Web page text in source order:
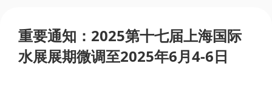
重要通知：2025第十七届上海国际
水展展期微调至2025年6月4-6日